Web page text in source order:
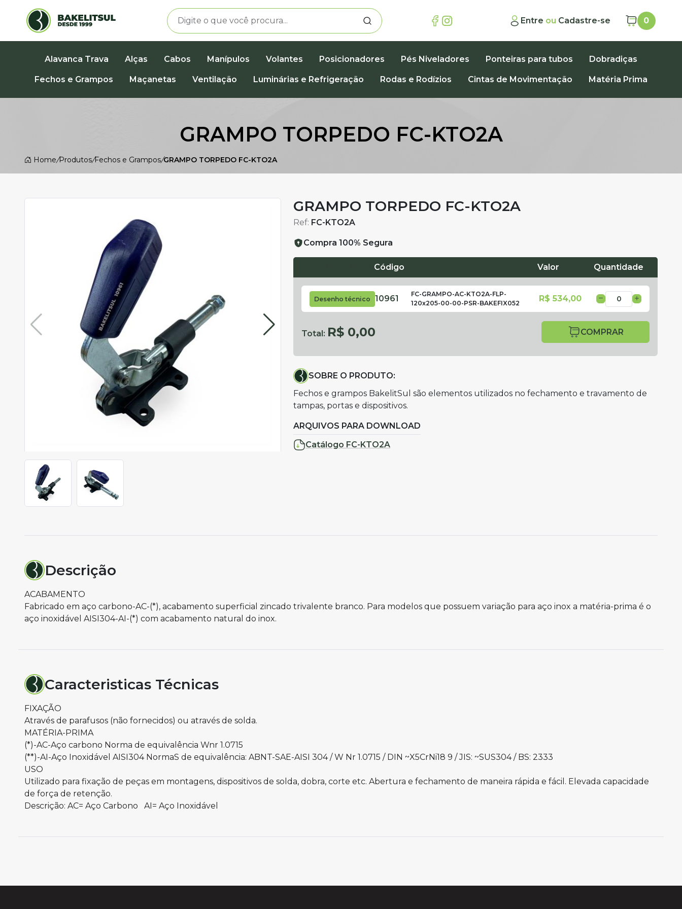
Entre ou Cadastre-se 0
Alavanca Trava Alças Cabos Manípulos Volantes Posicionadores Pés Niveladores Ponteiras para tubos Dobradiças
Fechos e Grampos Maçanetas Ventilação Luminárias e Refrigeração Rodas e Rodízios Cintas de Movimentação Matéria Prima
GRAMPO TORPEDO FC-KTO2A
Home/Produtos/Fechos e Grampos/GRAMPO TORPEDO FC-KTO2A
GRAMPO TORPEDO FC-KTO2A
Ref: FC-KTO2A
Compra 100% Segura
Código Valor Quantidade
Desenho técnico 10961
FC-GRAMPO-AC-KTO2A-FLP-
120x205-00-00-PSR-BAKEFIX052
R$ 534,00
Total: R$ 0,00 COMPRAR
SOBRE O PRODUTO:
Fechos e grampos BakelitSul são elementos utilizados no fechamento e travamento de
tampas, portas e dispositivos.
ARQUIVOS PARA DOWNLOAD
Catálogo FC-KTO2A
Descrição
ACABAMENTO
Fabricado em aço carbono-AC-(*), acabamento superficial zincado trivalente branco. Para modelos que possuem variação para aço inox a matéria-prima é o
aço inoxidável AISI304-AI-(*) com acabamento natural do inox.
Caracteristicas Técnicas
FIXAÇÃO
Através de parafusos (não fornecidos) ou através de solda.
MATÉRIA-PRIMA
(*)-AC-Aço carbono Norma de equivalência Wnr 1.0715
(**)-AI-Aço Inoxidável AISI304 NormaS de equivalência: ABNT-SAE-AISI 304 / W Nr 1.0715 / DIN ~X5CrNi18 9 / JIS: ~SUS304 / BS: 2333
USO
Utilizado para fixação de peças em montagens, dispositivos de solda, dobra, corte etc. Abertura e fechamento de maneira rápida e fácil. Elevada capacidade
de força de retenção.
Descrição: AC= Aço Carbono AI= Aço Inoxidável